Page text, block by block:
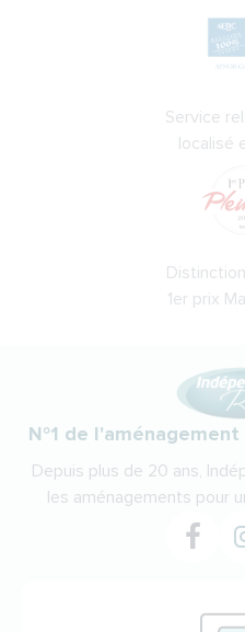
Service
localisé
1er prix
N°1 de
Depuis plus de 20 ans,
les aménagements pour